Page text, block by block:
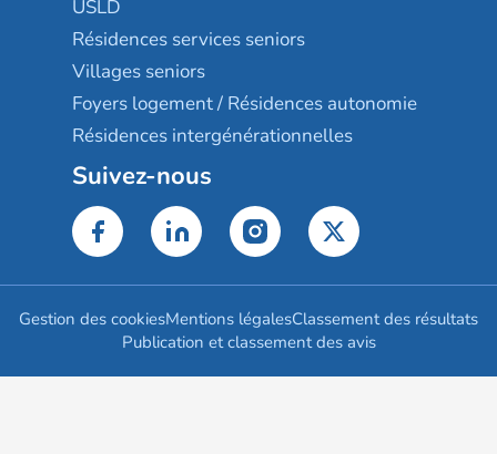
USLD
Résidences services seniors
Villages seniors
Foyers logement / Résidences autonomie
Résidences intergénérationnelles
Suivez-nous
Gestion des cookiesMentions légalesClassement des résultats
Publication et classement des avis